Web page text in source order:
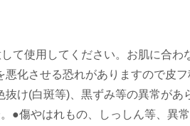
て使用してください。お肌に合
化させる恐れがありますので皮
け(白斑等)、黒ずみ等の異常が
●傷やはれもの、しっしん等、異